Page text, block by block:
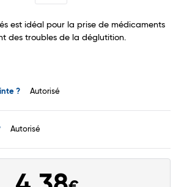
Commander
est idéal pour la prise de médicaments
des troubles de la déglutition.
? Autorisé
Autorisé